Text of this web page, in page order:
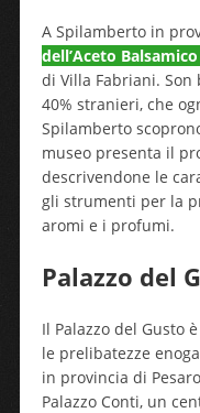
A Spilamberto in
dell’Aceto
di Villa Fabriani.
40% stranieri, che
Spilamberto
museo presenta il
descrivendone le
gli strumenti per la
aromi e i profumi.
Palazzo del
Il Palazzo del Gusto
le prelibatezze
in provincia di
Palazzo Conti, un